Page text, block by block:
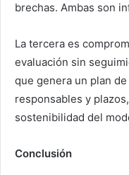
brechas. Ambas son
La tercera es
evaluación sin
que genera un plan
responsables y
sostenibilidad del
Conclusión